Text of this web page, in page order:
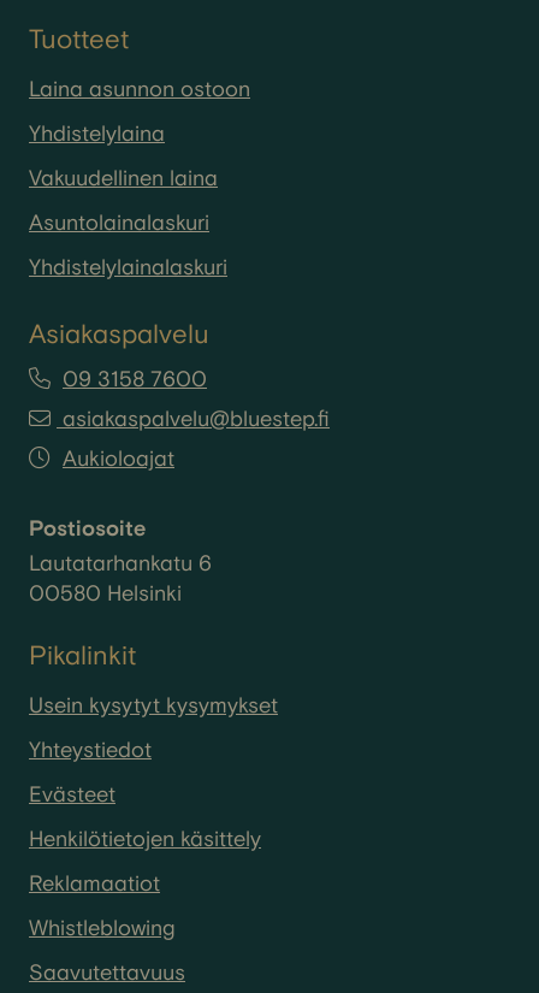
Tuotteet
Laina asunnon ostoon
Yhdistelylaina
Vakuudellinen laina
Asuntolainalaskuri
Yhdistelylainalaskuri
Asiakaspalvelu
09 3158 7600
asiakaspalvelu@bluestep.fi
Aukioloajat
Postiosoite
Lautatarhankatu 6
00580 Helsinki
Pikalinkit
Usein kysytyt kysymykset
Yhteystiedot
Evästeet
Henkilötietojen käsittely
Reklamaatiot
Whistleblowing
Saavutettavuus